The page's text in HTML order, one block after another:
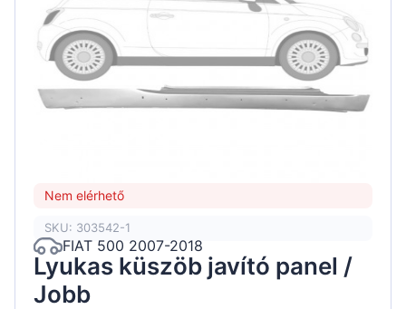
Nem elérhető
SKU: 303542-1
FIAT 500 2007-2018
Lyukas küszöb javító panel /
Jobb